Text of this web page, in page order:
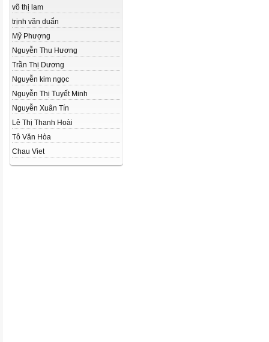
võ thị lam
trịnh văn duẩn
Mỹ Phượng
Nguyễn Thu Hương
Trần Thị Dương
Nguyễn kim ngọc
Nguyễn Thị Tuyết Minh
Nguyễn Xuân Tín
Lê Thị Thanh Hoài
Tô Văn Hòa
Chau Viet